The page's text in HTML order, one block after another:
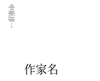
中原淳一
作家名